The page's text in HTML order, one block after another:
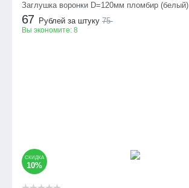
Заглушка воронки D=120мм пломбир (белый)
67 Рублей за штуку 75
Вы экономите: 8
СКИДКА
10%